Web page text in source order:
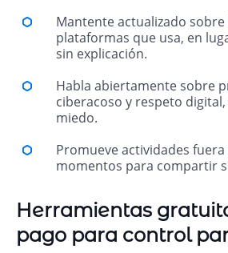
Mantente actualizado sobre
plataformas que usa, en
sin explicación.
Habla abiertamente sobre
ciberacoso y respeto
miedo.
Promueve actividades
momentos para compartir
Herramientas
pago para control